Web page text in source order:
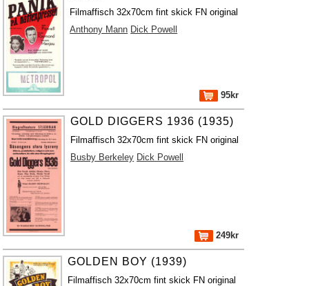
Filmaffisch 32x70cm fint skick FN original
Anthony Mann Dick Powell
95kr
GOLD DIGGERS 1936 (1935)
Filmaffisch 32x70cm fint skick FN original
Busby Berkeley Dick Powell
249kr
GOLDEN BOY (1939)
Filmaffisch 32x70cm fint skick FN original